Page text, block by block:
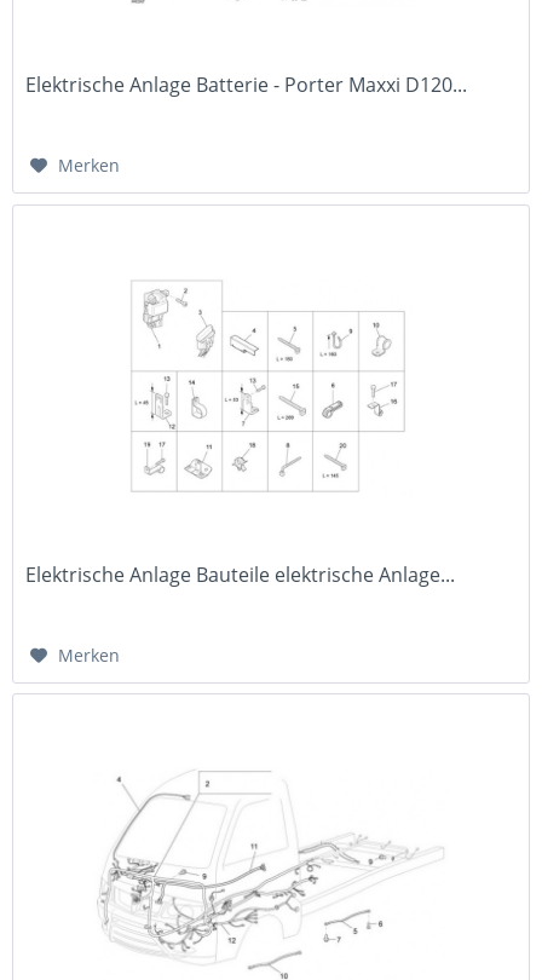
Elektrische Anlage Batterie - Porter Maxxi D120...
Merken
Elektrische Anlage Bauteile elektrische Anlage...
Merken